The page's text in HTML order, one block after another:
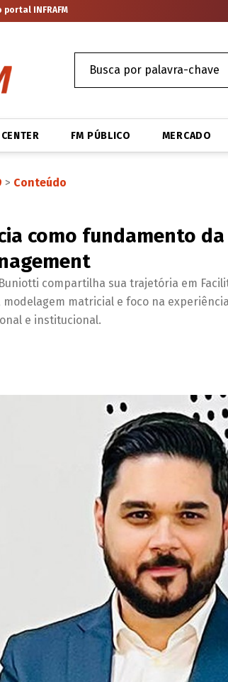
INFRAFM
FM PÚBLICO MERCADO
> Conteúdo
como fundamento da
compartilha sua trajetória em
modelagem matricial e foco na
e institucional.